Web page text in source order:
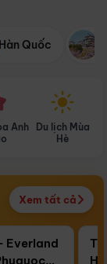
Hàn Quốc
Anh
Du lịch Mùa
Hè
Xem tất cả
nổi bật
Everland